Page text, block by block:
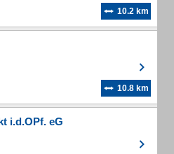
10.2 km
10.8 km
i.d.OPf. eG